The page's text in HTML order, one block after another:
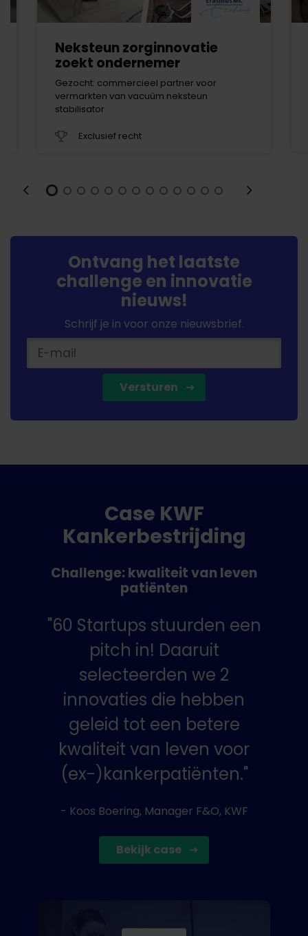
Neksteun zorginnovatie
zoekt ondernemer
Gezocht: commercieel partner voor
vermarkten van vacuüm neksteun
stabilisator
Exclusief recht
Ontvang het laatste
challenge en innovatie
nieuws!
Schrijf je in voor onze nieuwsbrief.
Versturen
Case KWF
Kankerbestrijding
Challenge: kwaliteit van leven
patiënten
"60 Startups stuurden een
pitch in! Daaruit
selecteerden we 2
innovaties die hebben
geleid tot een betere
kwaliteit van leven voor
(ex-)kankerpatiënten."
- Koos Boering, Manager F&O, KWF
Bekijk case